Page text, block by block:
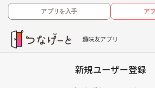
アプリを入手 ア
趣味友アプリ
新規ユーザー登録